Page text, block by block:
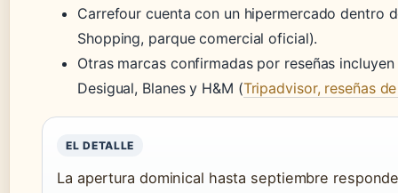
Carrefour cuenta con un hipermercado dentro
Shopping, parque comercial oficial).
Otras marcas confirmadas por reseñas incluyen
Desigual, Blanes y H&M (Tripadvisor, reseñas
EL DETALLE
La apertura dominical hasta septiembre